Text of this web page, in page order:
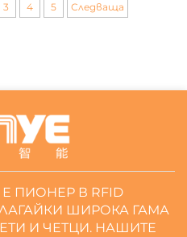
стикери за
3 4 5 Следваща
Е ПИОНЕР В RFID
ШИРОКА ГАМА
И ЧЕТЦИ. НАШИТЕ